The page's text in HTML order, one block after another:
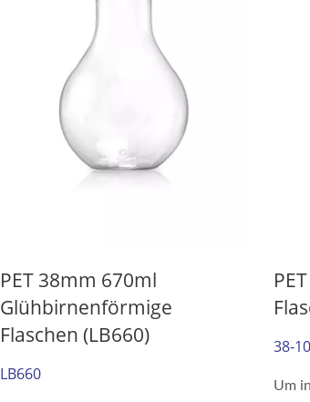
PET 38mm 670ml
Glühbirnenförmige
Flaschen (LB660)
LB660
38-
Um